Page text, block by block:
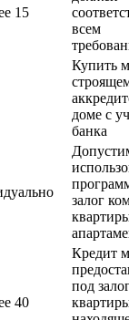
15
всем
Купить
доме с
банка
залог
40
Кредит
под